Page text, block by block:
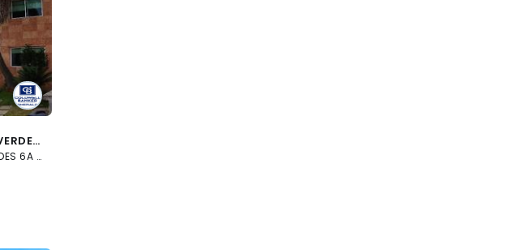
CASA EN VENTA LOMAS VERDES 6A SECCION CON DOBLE SEGURIDAD Y KIOSKO CON JARDIN. 386.73 TERRENO Y 394.38 DE CONSTRUCCIÓN.
Alrededores de LOMAS VERDES 6A SECCIÓN, Naucalpan de Juárez